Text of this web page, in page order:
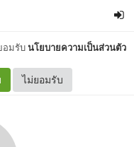
อมรับนโยบายความเป็นส่วนตัว
ไม่ยอมรับ